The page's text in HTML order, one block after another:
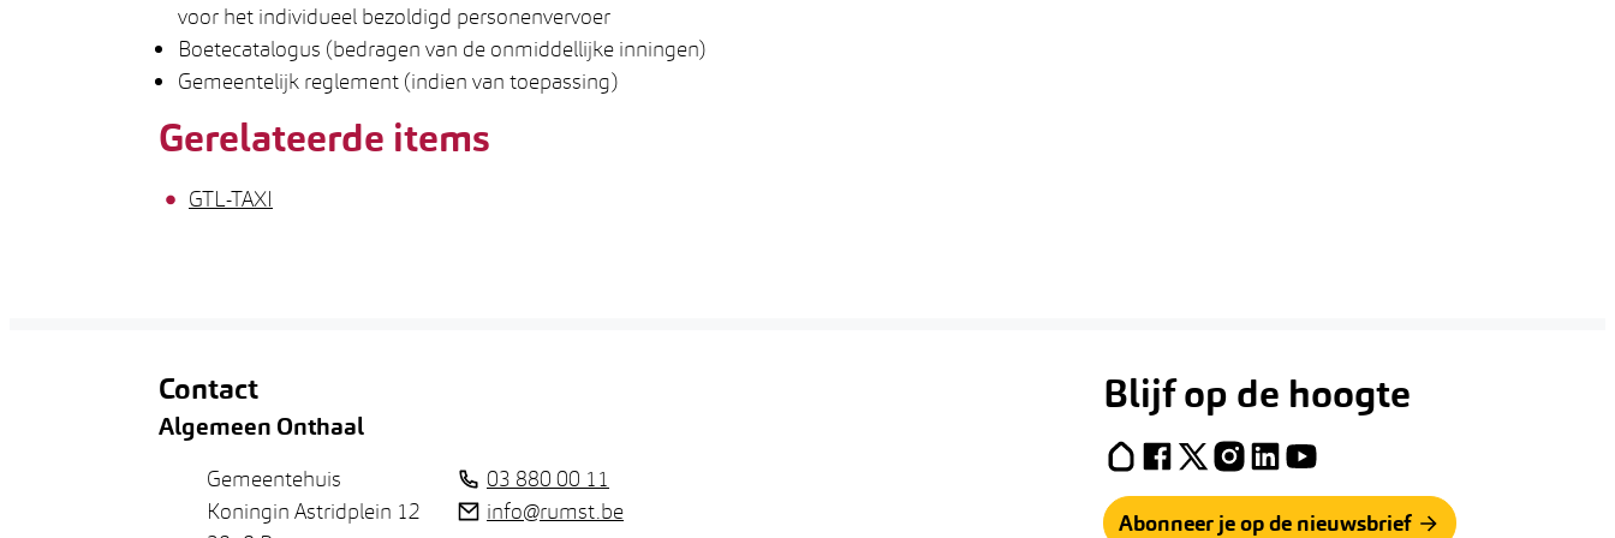
voor het individueel bezoldigd personenvervoer
Boetecatalogus (bedragen van de onmiddellijke inningen)
Gemeentelijk reglement (indien van toepassing)
Gerelateerde items
GTL-TAXI
Contact
Algemeen Onthaal
AdresGemeentehuis
Koningin Astridplein 12
03 880 00 11
E-mail
info@rumst.be
Blijf op de hoogte
HoplrFacebook
X (Twitter)
Instagram
LinkedInYouTube
Abonneer je op de nieuwsbrief